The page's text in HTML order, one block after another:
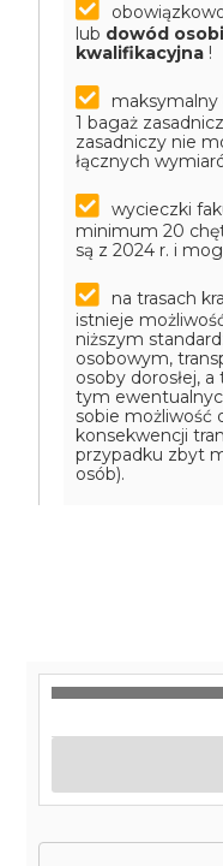
lub dowód
kwalifikacyjna !
maksymalny
1 bagaż
zasadniczy nie
łącznych
wycieczki
minimum 20
są z 2024 r. i
na trasach
istnieje
niższym
osobowym,
osoby dorosłej,
tym
sobie możliwość
konsekwencji
przypadku zbyt
osób).